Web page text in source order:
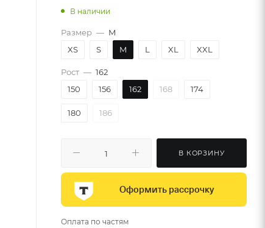
В наличии
Размер — M
XS
S M L XL XXL
Рост — 162
150
156 162 168 174
180 186
В КОРЗИНУ
Оформить рассрочку
Оплата по частям